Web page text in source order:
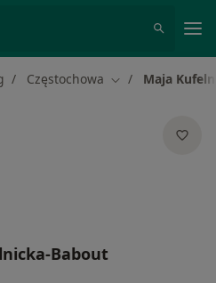
Częstochowa Zmień miasto
Maja
Babout